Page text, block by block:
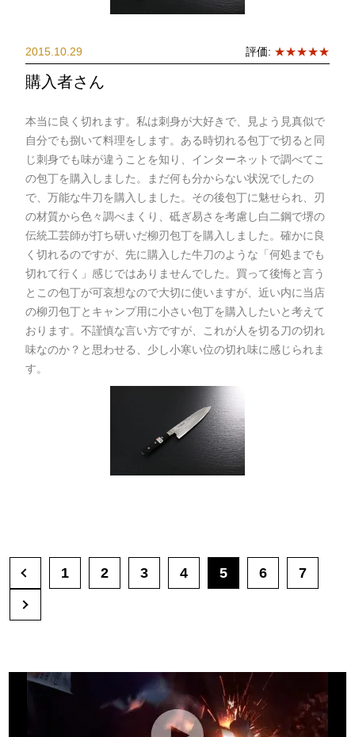
2015.10.29 評価: ★★★★★
購入者さん
本当に良く切れます。私は刺身が大好きで、見よう見真似で
自分でも捌いて料理をします。ある時切れる包丁で切ると同
じ刺身でも味が違うことを知り、インターネットで調べてこ
の包丁を購入しました。まだ何も分からない状況でしたの
で、万能な牛刀を購入しました。その後包丁に魅せられ、刃
の材質から色々調べまくり、砥ぎ易さを考慮し白二鋼で堺の
伝統工芸師が打ち研いだ柳刃包丁を購入しました。確かに良
く切れるのですが、先に購入した牛刀のような「何処までも
切れて行く」感じではありませんでした。買って後悔と言う
とこの包丁が可哀想なので大切に使いますが、近い内に当店
の柳刃包丁とキャンプ用に小さい包丁を購入したいと考えて
おります。不謹慎な言い方ですが、これが人を切る刀の切れ
味なのか？と思わせる、少し小寒い位の切れ味に感じられま
す。
1 2 3 4 5 6 7